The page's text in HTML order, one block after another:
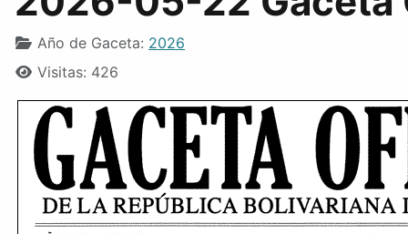
Año de Gaceta: 2026
Visitas: 426